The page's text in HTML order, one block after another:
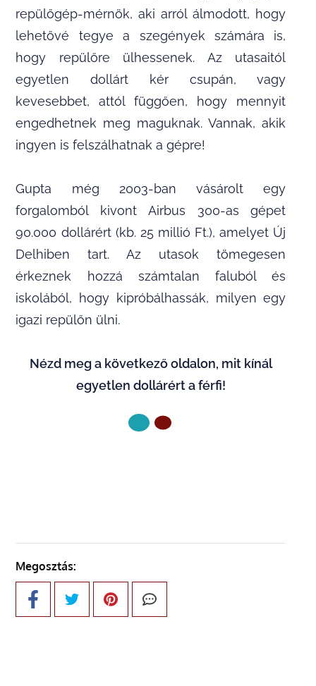
repülőgép-mérnök, aki arról álmodott, hogy
lehetővé tegye a szegények számára is,
hogy repülőre ülhessenek. Az utasaitól
egyetlen dollárt kér csupán, vagy
kevesebbet, attól függően, hogy mennyit
engedhetnek meg maguknak. Vannak, akik
ingyen is felszálhatnak a gépre!
Gupta még 2003-ban vásárolt egy
forgalomból kivont Airbus 300-as gépet
90.000 dollárért (kb. 25 millió Ft.), amelyet Új
Delhiben tart. Az utasok tömegesen
érkeznek hozzá számtalan faluból és
iskolából, hogy kipróbálhassák, milyen egy
igazi repülőn ülni.
Nézd meg a következő oldalon, mit kínál
egyetlen dollárért a férfi!
Megosztás: